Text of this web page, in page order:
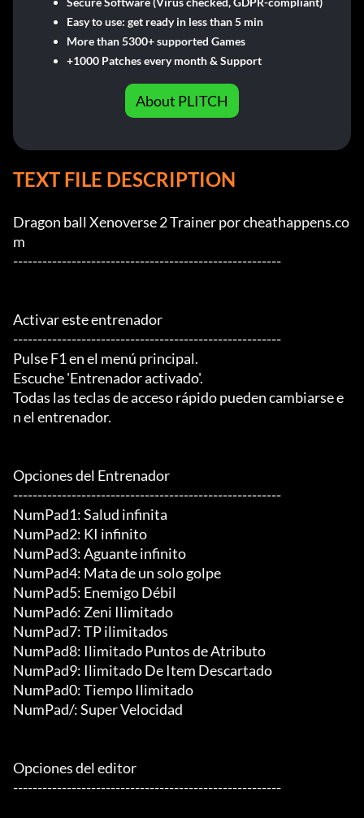
Easy to use: get ready in less than 5 min
More than 5300+ supported Games
+1000 Patches every month & Support
About PLITCH
TEXT FILE DESCRIPTION
Dragon ball Xenoverse 2 Trainer por cheathappens.co
m
-------------------------------------------------------
Activar este entrenador
-------------------------------------------------------
Pulse F1 en el menú principal.
Escuche 'Entrenador activado'.
Todas las teclas de acceso rápido pueden cambiarse e
n el entrenador.
Opciones del Entrenador
-------------------------------------------------------
NumPad1: Salud infinita
NumPad2: KI infinito
NumPad3: Aguante infinito
NumPad4: Mata de un solo golpe
NumPad5: Enemigo Débil
NumPad6: Zeni Ilimitado
NumPad7: TP ilimitados
NumPad8: Ilimitado Puntos de Atributo
NumPad9: Ilimitado De Item Descartado
NumPad0: Tiempo Ilimitado
NumPad/: Super Velocidad
Opciones del editor
-------------------------------------------------------